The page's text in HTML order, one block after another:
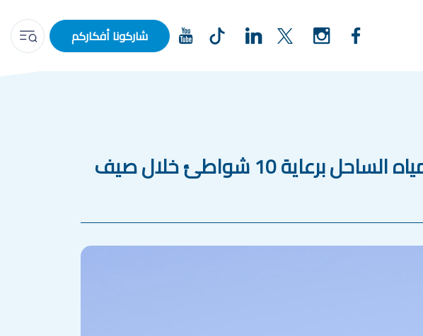
شاركونا أفكاركم
المكتب الوطني للكهرباء والماء الصالح للشرب يعزز حماية مياه الساحل برعاية 10 شواطئ خلال صيف